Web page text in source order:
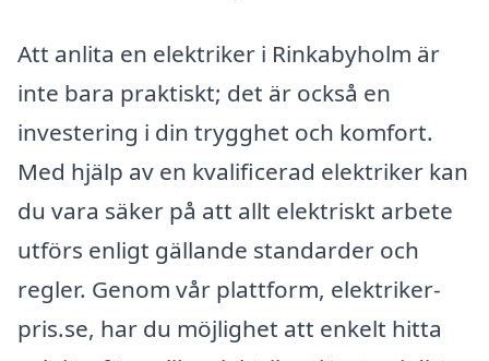
Att anlita en elektriker i Rinkabyholm är
inte bara praktiskt; det är också en
investering i din trygghet och komfort.
Med hjälp av en kvalificerad elektriker kan
du vara säker på att allt elektriskt arbete
utförs enligt gällande standarder och
regler. Genom vår plattform, elektriker-
pris.se, har du möjlighet att enkelt hitta